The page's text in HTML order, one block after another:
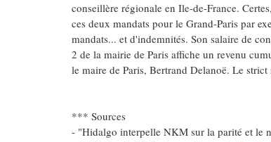
conseillère régionale en Ile-de-France.
ces deux mandats pour le Grand-Paris par
mandats... et d'indemnités. Son salaire de
2 de la mairie de Paris affiche un revenu
le maire de Paris, Bertrand Delanoë. Le
*** Sources
- "Hidalgo interpelle NKM sur la parité et le